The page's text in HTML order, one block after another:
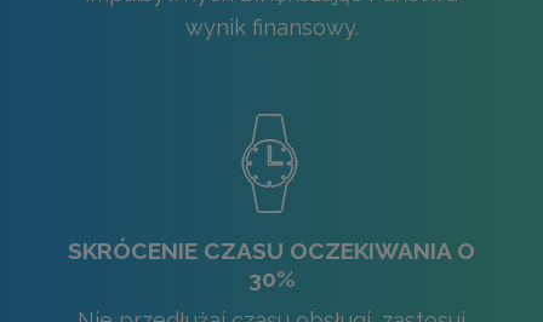
wynik finansowy.
SKRÓCENIE CZASU OCZEKIWANIA O
30%